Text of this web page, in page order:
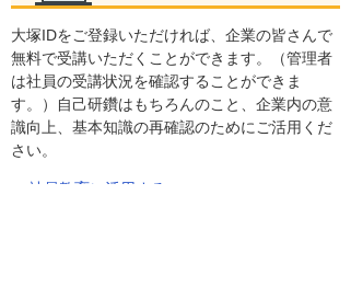
大塚IDをご登録いただければ、企業の皆さんで
無料で受講いただくことができます。（管理者
は社員の受講状況を確認することができま
す。）自己研鑽はもちろんのこと、企業内の意
識向上、基本知識の再確認のためにご活用くだ
さい。
社員教育に活用する